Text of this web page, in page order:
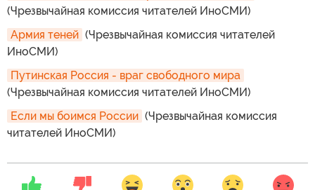
(Чрезвычайная комиссия читателей ИноСМИ)
Армия теней (Чрезвычайная комиссия читателей
ИноСМИ)
Путинская Россия - враг свободного мира
(Чрезвычайная комиссия читателей ИноСМИ)
Если мы боимся России (Чрезвычайная комиссия
читателей ИноСМИ)